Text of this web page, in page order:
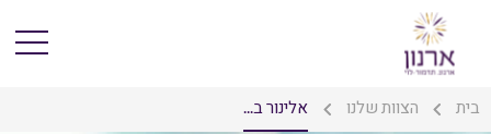
בית הצוות שלנו אלינור ב...